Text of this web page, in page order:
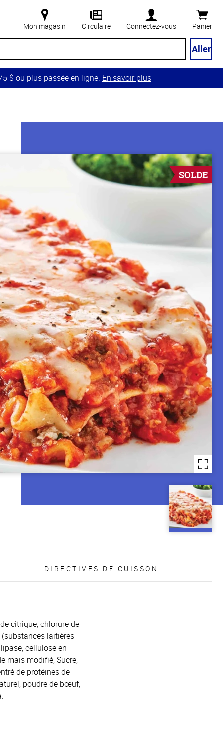
Mon magasin Circulaire Connectez-vous Panier
Aller
$ ou plus passée en ligne. En savoir plus
SOLDE
DIRECTIVES DE CUISSON
citrique, chlorure de
laitières
cellulose en
maïs modifié, Sucre,
de protéines de
poudre de bœuf,